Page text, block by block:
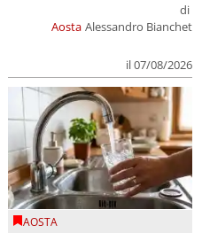
Aosta
di
Alessandro Bianchet
il 07/08/2026
AOSTA